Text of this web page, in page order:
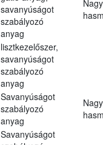
savanyúságot
szabályozó
anyag
lisztkezelőszer,
savanyúságot
szabályozó
anyag
Savanyúságot
szabályozó
anyag
Savanyúságot